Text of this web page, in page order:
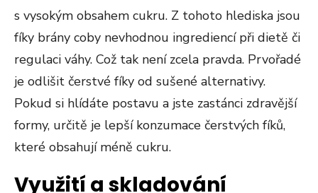
s vysokým obsahem cukru. Z tohoto hlediska jsou
fíky brány coby nevhodnou ingrediencí při dietě či
regulaci váhy. Což tak není zcela pravda. Prvořadé
je odlišit čerstvé fíky od sušené alternativy.
Pokud si hlídáte postavu a jste zastánci zdravější
formy, určitě je lepší konzumace čerstvých fíků,
které obsahují méně cukru.
Využití a skladování